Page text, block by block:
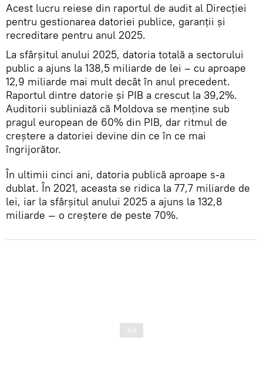
Acest lucru reiese din raportul de audit al Direcției
pentru gestionarea datoriei publice, garanții și
recreditare pentru anul 2025.
La sfârșitul anului 2025, datoria totală a sectorului
public a ajuns la 138,5 miliarde de lei – cu aproape
12,9 miliarde mai mult decât în anul precedent.
Raportul dintre datorie și PIB a crescut la 39,2%.
Auditorii subliniază că Moldova se menține sub
pragul european de 60% din PIB, dar ritmul de
creștere a datoriei devine din ce în ce mai
îngrijorător.
În ultimii cinci ani, datoria publică aproape s-a
dublat. În 2021, aceasta se ridica la 77,7 miliarde de
lei, iar la sfârșitul anului 2025 a ajuns la 132,8
miliarde — o creștere de peste 70%.